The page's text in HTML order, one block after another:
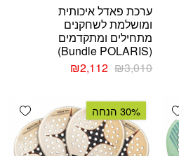
ערכת פאדל איכותית
ומושלמת לשחקנים
מתחילים ומתקדמים
(Bundle POLARIS)
₪3,010
המחיר
₪3,010.
₪2,112 המחיר
₪2,112.
Add wishlist
30% הנחה